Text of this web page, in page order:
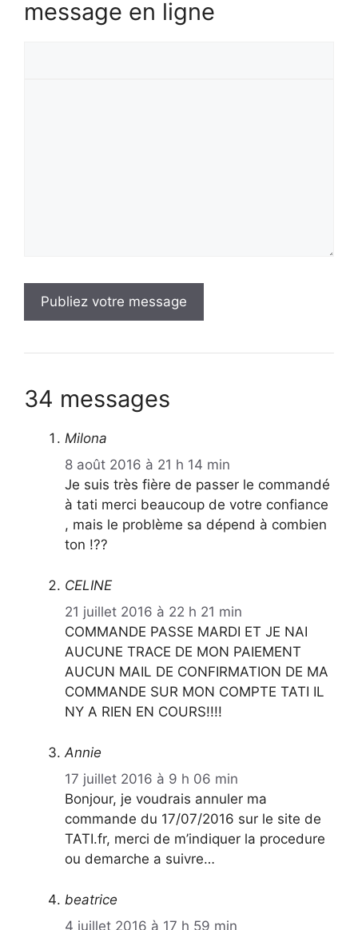
message en ligne
34 messages
Milona
8 août 2016 à 21 h 14 min
Je suis très fière de passer le commandé
à tati merci beaucoup de votre confiance
, mais le problème sa dépend à combien
ton !??
CELINE
21 juillet 2016 à 22 h 21 min
COMMANDE PASSE MARDI ET JE NAI
AUCUNE TRACE DE MON PAIEMENT
AUCUN MAIL DE CONFIRMATION DE MA
COMMANDE SUR MON COMPTE TATI IL
NY A RIEN EN COURS!!!!
Annie
17 juillet 2016 à 9 h 06 min
Bonjour, je voudrais annuler ma
commande du 17/07/2016 sur le site de
TATI.fr, merci de m’indiquer la procedure
ou demarche a suivre…
beatrice
4 juillet 2016 à 17 h 59 min